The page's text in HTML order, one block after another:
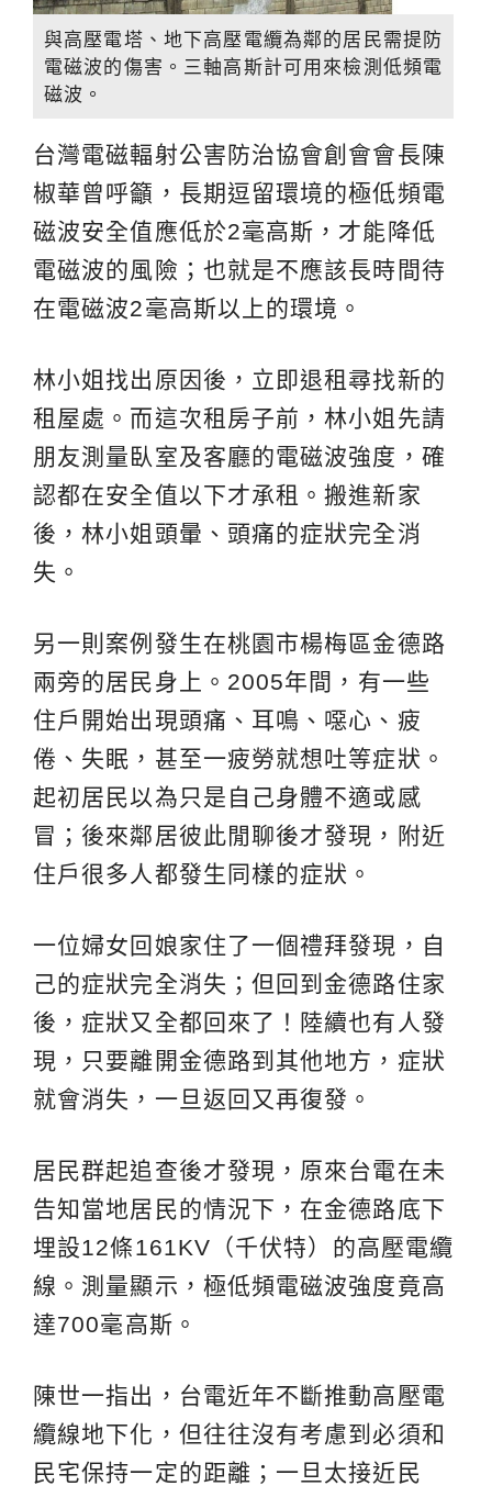
與高壓電塔、地下高壓電纜為鄰的居民需提防
電磁波的傷害。三軸高斯計可用來檢測低頻電
磁波。
台灣電磁輻射公害防治協會創會會長陳
椒華曾呼籲，長期逗留環境的極低頻電
磁波安全值應低於2毫高斯，才能降低
電磁波的風險；也就是不應該長時間待
在電磁波2毫高斯以上的環境。
林小姐找出原因後，立即退租尋找新的
租屋處。而這次租房子前，林小姐先請
朋友測量臥室及客廳的電磁波強度，確
認都在安全值以下才承租。搬進新家
後，林小姐頭暈、頭痛的症狀完全消
失。
另一則案例發生在桃園市楊梅區金德路
兩旁的居民身上。2005年間，有一些
住戶開始出現頭痛、耳鳴、噁心、疲
倦、失眠，甚至一疲勞就想吐等症狀。
起初居民以為只是自己身體不適或感
冒；後來鄰居彼此閒聊後才發現，附近
住戶很多人都發生同樣的症狀。
一位婦女回娘家住了一個禮拜發現，自
己的症狀完全消失；但回到金德路住家
後，症狀又全都回來了！陸續也有人發
現，只要離開金德路到其他地方，症狀
就會消失，一旦返回又再復發。
居民群起追查後才發現，原來台電在未
告知當地居民的情況下，在金德路底下
埋設12條161KV（千伏特）的高壓電纜
線。測量顯示，極低頻電磁波強度竟高
達700毫高斯。
陳世一指出，台電近年不斷推動高壓電
纜線地下化，但往往沒有考慮到必須和
民宅保持一定的距離；一旦太接近民